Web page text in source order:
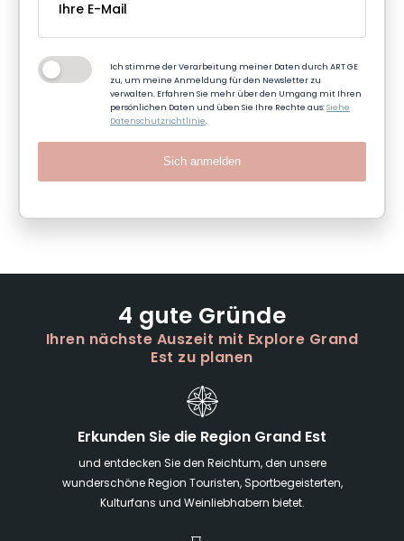
Ich stimme der Verarbeitung meiner Daten durch ART GE
zu, um meine Anmeldung für den Newsletter zu
verwalten. Erfahren Sie mehr über den Umgang mit Ihren
persönlichen Daten und üben Sie Ihre Rechte aus:Siehe
Datenschutzrichtlinie.
Sich anmelden
4 gute Gründe
Ihren nächste Auszeit mit Explore Grand
Est zu planen
Erkunden Sie die Region Grand Est
und entdecken Sie den Reichtum, den unsere
wunderschöne Region Touristen, Sportbegeisterten,
Kulturfans und Weinliebhabern bietet.